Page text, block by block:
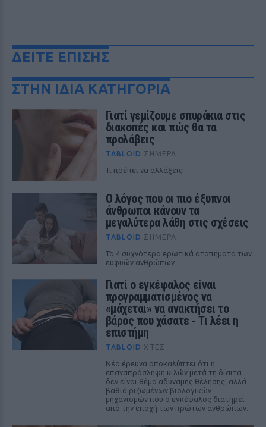
ΔΕΙΤΕ ΕΠΙΣΗΣ
ΣΤΗΝ ΙΔΙΑ ΚΑΤΗΓΟΡΙΑ
Γιατί γεμίζουμε σπυράκια στις
διακοπές και πώς θα τα
προλάβεις
TABLOID ΣΉΜΕΡΑ
Τι πρέπει να αλλάξεις
Ο λόγος που οι πιο έξυπνοι
άνθρωποι κάνουν τα
μεγαλύτερα λάθη στις σχέσεις
TABLOID ΣΉΜΕΡΑ
Τα 4 συχνότερα ερωτικά ατοπήματα των
ευφυών ανθρώπων
Γιατί ο εγκέφαλος είναι
προγραμματισμένος να
«μάχεται» να ανακτήσει το
βάρος που χάσατε ‑ Τι λέει η
επιστήμη
TABLOID ΧΤΕΣ
Νέα έρευνα αποκαλύπτει ότι η
επαναπρόσληψη κιλών μετά τη δίαιτα
δεν είναι θέμα αδύναμης θέλησης, αλλά
βαθιά ριζωμένων βιολογικών
μηχανισμών που ο εγκέφαλος διατηρεί
από την εποχή των πρώτων ανθρώπων.